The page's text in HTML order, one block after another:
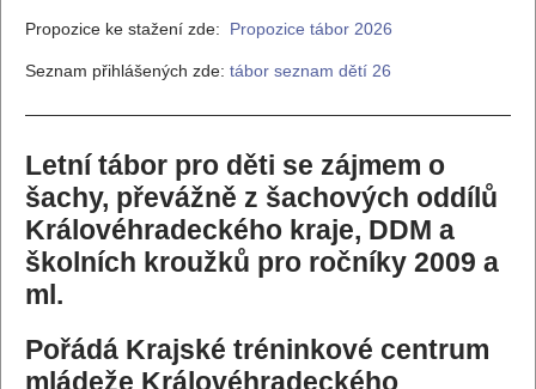
Propozice ke stažení zde: Propozice tábor 2026
Seznam přihlášených zde: tábor seznam dětí 26
Letní tábor pro děti se zájmem o
šachy, převážně z šachových oddílů
Královéhradeckého kraje, DDM a
školních kroužků pro ročníky 2009 a
ml.
Pořádá Krajské tréninkové centrum
mládeže Královéhradeckého